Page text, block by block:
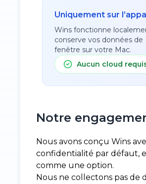
Uniquement sur
Wins fonctionne
conserve vos données de
fenêtre sur votre Mac.
Aucun cloud
Notre
Nous avons conçu Wins
confidentialité par défaut,
comme une option.
Nous ne collectons pas de